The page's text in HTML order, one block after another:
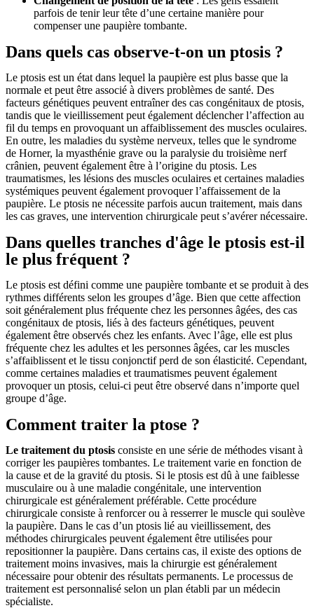
parfois de tenir leur tête d’une certaine manière pour
compenser une paupière tombante.
Dans quels cas observe-t-on un ptosis ?
Le ptosis est un état dans lequel la paupière est plus basse que la
normale et peut être associé à divers problèmes de santé. Des
facteurs génétiques peuvent entraîner des cas congénitaux de ptosis,
tandis que le vieillissement peut également déclencher l’affection au
fil du temps en provoquant un affaiblissement des muscles oculaires.
En outre, les maladies du système nerveux, telles que le syndrome
de Horner, la myasthénie grave ou la paralysie du troisième nerf
crânien, peuvent également être à l’origine du ptosis. Les
traumatismes, les lésions des muscles oculaires et certaines maladies
systémiques peuvent également provoquer l’affaissement de la
paupière. Le ptosis ne nécessite parfois aucun traitement, mais dans
les cas graves, une intervention chirurgicale peut s’avérer nécessaire.
Dans quelles tranches d'âge le ptosis est-il
le plus fréquent ?
Le ptosis est défini comme une paupière tombante et se produit à des
rythmes différents selon les groupes d’âge. Bien que cette affection
soit généralement plus fréquente chez les personnes âgées, des cas
congénitaux de ptosis, liés à des facteurs génétiques, peuvent
également être observés chez les enfants. Avec l’âge, elle est plus
fréquente chez les adultes et les personnes âgées, car les muscles
s’affaiblissent et le tissu conjonctif perd de son élasticité. Cependant,
comme certaines maladies et traumatismes peuvent également
provoquer un ptosis, celui-ci peut être observé dans n’importe quel
groupe d’âge.
Comment traiter la ptose ?
Le traitement du ptosis consiste en une série de méthodes visant à
corriger les paupières tombantes. Le traitement varie en fonction de
la cause et de la gravité du ptosis. Si le ptosis est dû à une faiblesse
musculaire ou à une maladie congénitale, une intervention
chirurgicale est généralement préférable. Cette procédure
chirurgicale consiste à renforcer ou à resserrer le muscle qui soulève
la paupière. Dans le cas d’un ptosis lié au vieillissement, des
méthodes chirurgicales peuvent également être utilisées pour
repositionner la paupière. Dans certains cas, il existe des options de
traitement moins invasives, mais la chirurgie est généralement
nécessaire pour obtenir des résultats permanents. Le processus de
traitement est personnalisé selon un plan établi par un médecin
spécialiste.